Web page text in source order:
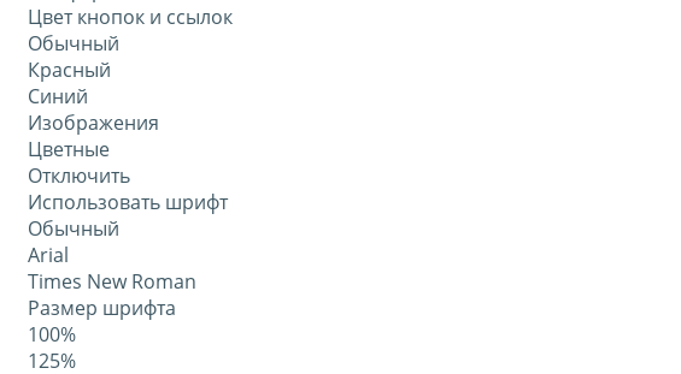
Цвет кнопок и ссылок
Обычный
Красный
Синий
Изображения
Цветные
Отключить
Использовать шрифт
Обычный
Arial
Times New Roman
Размер шрифта
100%
125%